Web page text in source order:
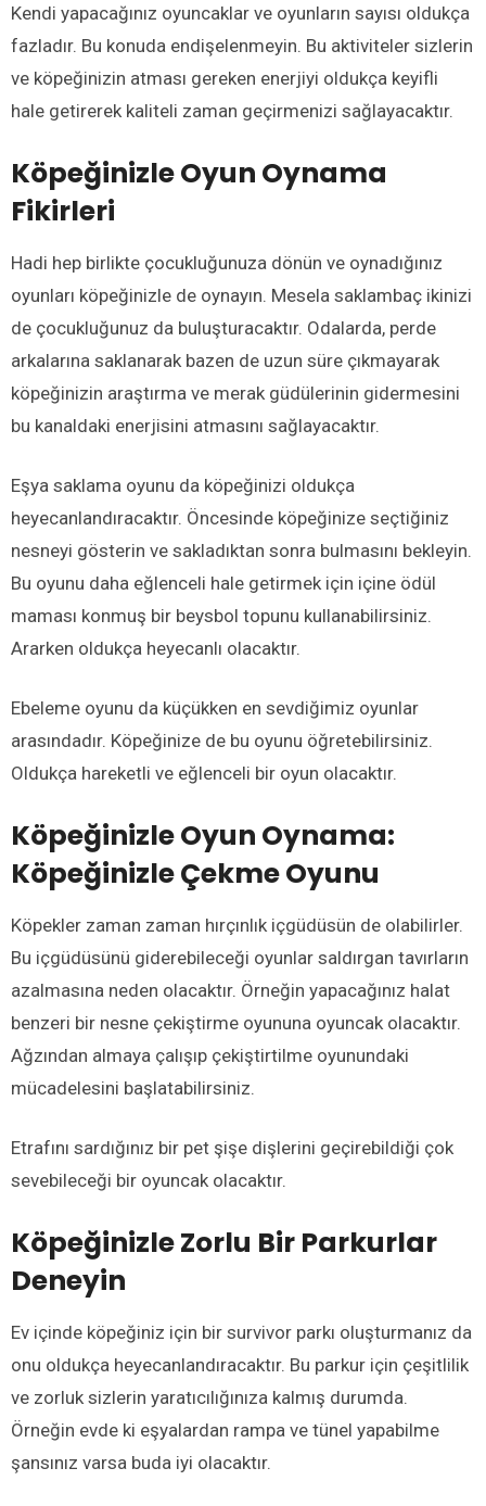
Kendi yapacağınız oyuncaklar ve oyunların sayısı oldukça
fazladır. Bu konuda endişelenmeyin. Bu aktiviteler sizlerin
ve köpeğinizin atması gereken enerjiyi oldukça keyifli
hale getirerek kaliteli zaman geçirmenizi sağlayacaktır.
Köpeğinizle Oyun Oynama
Fikirleri
Hadi hep birlikte çocukluğunuza dönün ve oynadığınız
oyunları köpeğinizle de oynayın. Mesela saklambaç ikinizi
de çocukluğunuz da buluşturacaktır. Odalarda, perde
arkalarına saklanarak bazen de uzun süre çıkmayarak
köpeğinizin araştırma ve merak güdülerinin gidermesini
bu kanaldaki enerjisini atmasını sağlayacaktır.
Eşya saklama oyunu da köpeğinizi oldukça
heyecanlandıracaktır. Öncesinde köpeğinize seçtiğiniz
nesneyi gösterin ve sakladıktan sonra bulmasını bekleyin.
Bu oyunu daha eğlenceli hale getirmek için içine ödül
maması konmuş bir beysbol topunu kullanabilirsiniz.
Ararken oldukça heyecanlı olacaktır.
Ebeleme oyunu da küçükken en sevdiğimiz oyunlar
arasındadır. Köpeğinize de bu oyunu öğretebilirsiniz.
Oldukça hareketli ve eğlenceli bir oyun olacaktır.
Köpeğinizle Oyun Oynama:
Köpeğinizle Çekme Oyunu
Köpekler zaman zaman hırçınlık içgüdüsün de olabilirler.
Bu içgüdüsünü giderebileceği oyunlar saldırgan tavırların
azalmasına neden olacaktır. Örneğin yapacağınız halat
benzeri bir nesne çekiştirme oyununa oyuncak olacaktır.
Ağzından almaya çalışıp çekiştirtilme oyunundaki
mücadelesini başlatabilirsiniz.
Etrafını sardığınız bir pet şişe dişlerini geçirebildiği çok
sevebileceği bir oyuncak olacaktır.
KöpeğinizleZorlu Bir Parkurlar
Deneyin
Ev içinde köpeğiniz için bir survivor parkı oluşturmanız da
onu oldukça heyecanlandıracaktır. Bu parkur için çeşitlilik
ve zorluk sizlerin yaratıcılığınıza kalmış durumda.
Örneğin evde ki eşyalardan rampa ve tünel yapabilme
şansınız varsa buda iyi olacaktır.